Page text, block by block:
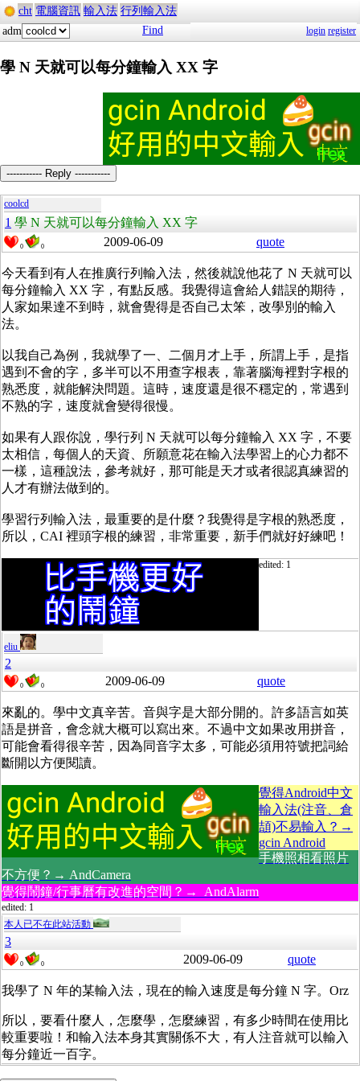
cht 電腦資訊 輸入法 行列輸入法
adm
Find login register
學 N 天就可以每分鐘輸入 XX 字
----------- Reply -----------
coolcd
1 學 N 天就可以每分鐘輸入 XX 字
0 0 2009-06-09 quote
今天看到有人在推廣行列輸入法，然後就說他花了 N 天就可以
每分鐘輸入 XX 字，有點反感。我覺得這會給人錯誤的期待，
人家如果達不到時，就會覺得是否自己太笨，改學別的輸入
法。
以我自己為例，我就學了一、二個月才上手，所謂上手，是指
遇到不會的字，多半可以不用查字根表，靠著腦海裡對字根的
熟悉度，就能解決問題。這時，速度還是很不穩定的，常遇到
不熟的字，速度就會變得很慢。
如果有人跟你說，學行列 N 天就可以每分鐘輸入 XX 字，不要
太相信，每個人的天資、所願意花在輸入法學習上的心力都不
一樣，這種說法，參考就好，那可能是天才或者很認真練習的
人才有辦法做到的。
學習行列輸入法，最重要的是什麼？我覺得是字根的熟悉度，
所以，CAI 裡頭字根的練習，非常重要，新手們就好好練吧！
edited: 1
eliu
2
0 0 2009-06-09 quote
來亂的。學中文真辛苦。音與字是大部分開的。許多語言如英
語是拼音，會念就大概可以寫出來。不過中文如果改用拼音，
可能會看得很辛苦，因為同音字太多，可能必須用符號把詞給
斷開以方便閱讀。
覺得Android中文
輸入法(注音、倉
頡)不易輸入？→
gcin Android
手機照相看照片
不方便？→ AndCamera
覺得鬧鐘/行事曆有改進的空間？→ AndAlarm
edited: 1
本人已不在此站活動
3
0 0 2009-06-09 quote
我學了 N 年的某輸入法，現在的輸入速度是每分鐘 N 字。Orz
所以，要看什麼人，怎麼學，怎麼練習，有多少時間在使用比
較重要啦！和輸入法本身其實關係不大，有人注音就可以輸入
每分鐘近一百字。